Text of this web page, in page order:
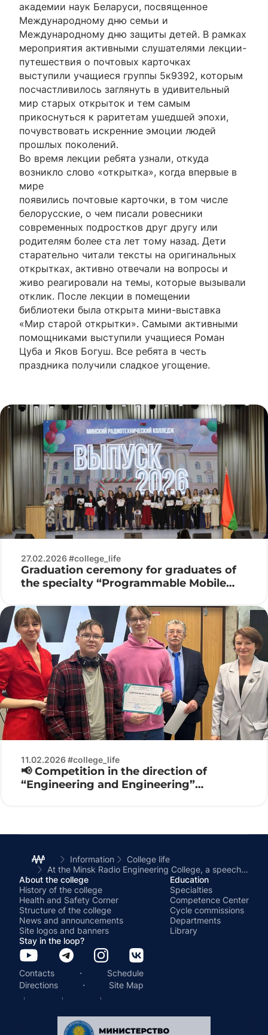
академии наук Беларуси, посвященное
Международному дню семьи и
Международному дню защиты детей. В рамках
мероприятия активными слушателями лекции-
путешествия о почтовых карточках
выступили учащиеся группы 5к9392, которым
посчастливилось заглянуть в удивительный
мир старых открыток и тем самым
прикоснуться к раритетам ушедшей эпохи,
почувствовать искренние эмоции людей
прошлых поколений.
Во время лекции ребята узнали, откуда
возникло слово «открытка», когда впервые в
мире
появились почтовые карточки, в том числе
белорусские, о чем писали ровесники
современных подростков друг другу или
родителям более ста лет тому назад. Дети
старательно читали тексты на оригинальных
открытках, активно отвечали на вопросы и
живо реагировали на темы, которые вызывали
отклик. После лекции в помещении
библиотеки была открыта мини-выставка
«Мир старой открытки». Самыми активными
помощниками выступили учащиеся Роман
Цуба и Яков Богуш. Все ребята в честь
праздника получили сладкое угощение.
27.02.2026 #college_life
Graduation ceremony for graduates of
the specialty “Programmable Mobile
11.02.2026 #college_life
📢 Competition in the direction of
“Engineering and Engineering”
Information
College life
At the Minsk Radio Engineering College, a speech was given by Sinilo Anatoly Nikolaevich, dedicated to International Family Day and International Children’s Day
About the college
History of the college
Health and Safety Corner
Structure of the college
News and announcements
Site logos and banners
Education
Specialties
Competence Center
Cycle commissions
Departments
Library
Stay in the loop?
Contacts ·
Schedule
Directions
· Site Map